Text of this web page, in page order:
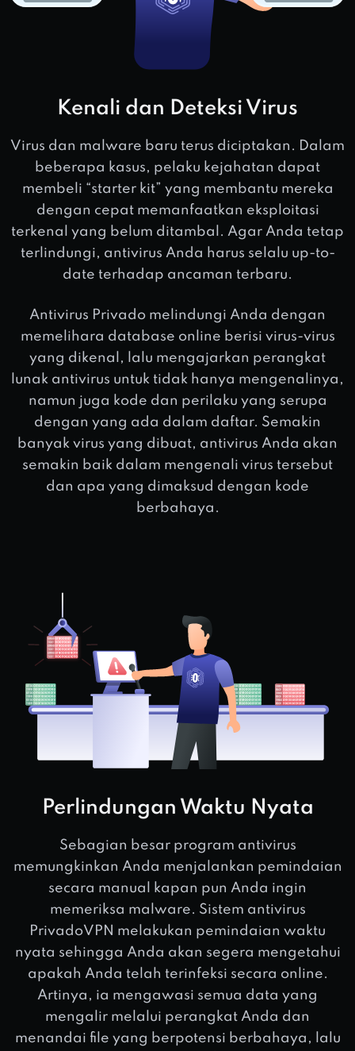
Kenali dan Deteksi Virus
Virus dan malware baru terus diciptakan. Dalam
beberapa kasus, pelaku kejahatan dapat
membeli “starter kit” yang membantu mereka
dengan cepat memanfaatkan eksploitasi
terkenal yang belum ditambal. Agar Anda tetap
terlindungi, antivirus Anda harus selalu up-to-
date terhadap ancaman terbaru.
Antivirus Privado melindungi Anda dengan
memelihara database online berisi virus-virus
yang dikenal, lalu mengajarkan perangkat
lunak antivirus untuk tidak hanya mengenalinya,
namun juga kode dan perilaku yang serupa
dengan yang ada dalam daftar. Semakin
banyak virus yang dibuat, antivirus Anda akan
semakin baik dalam mengenali virus tersebut
dan apa yang dimaksud dengan kode
berbahaya.
Perlindungan Waktu Nyata
Sebagian besar program antivirus
memungkinkan Anda menjalankan pemindaian
secara manual kapan pun Anda ingin
memeriksa malware. Sistem antivirus
PrivadoVPN melakukan pemindaian waktu
nyata sehingga Anda akan segera mengetahui
apakah Anda telah terinfeksi secara online.
Artinya, ia mengawasi semua data yang
mengalir melalui perangkat Anda dan
menandai file yang berpotensi berbahaya, lalu